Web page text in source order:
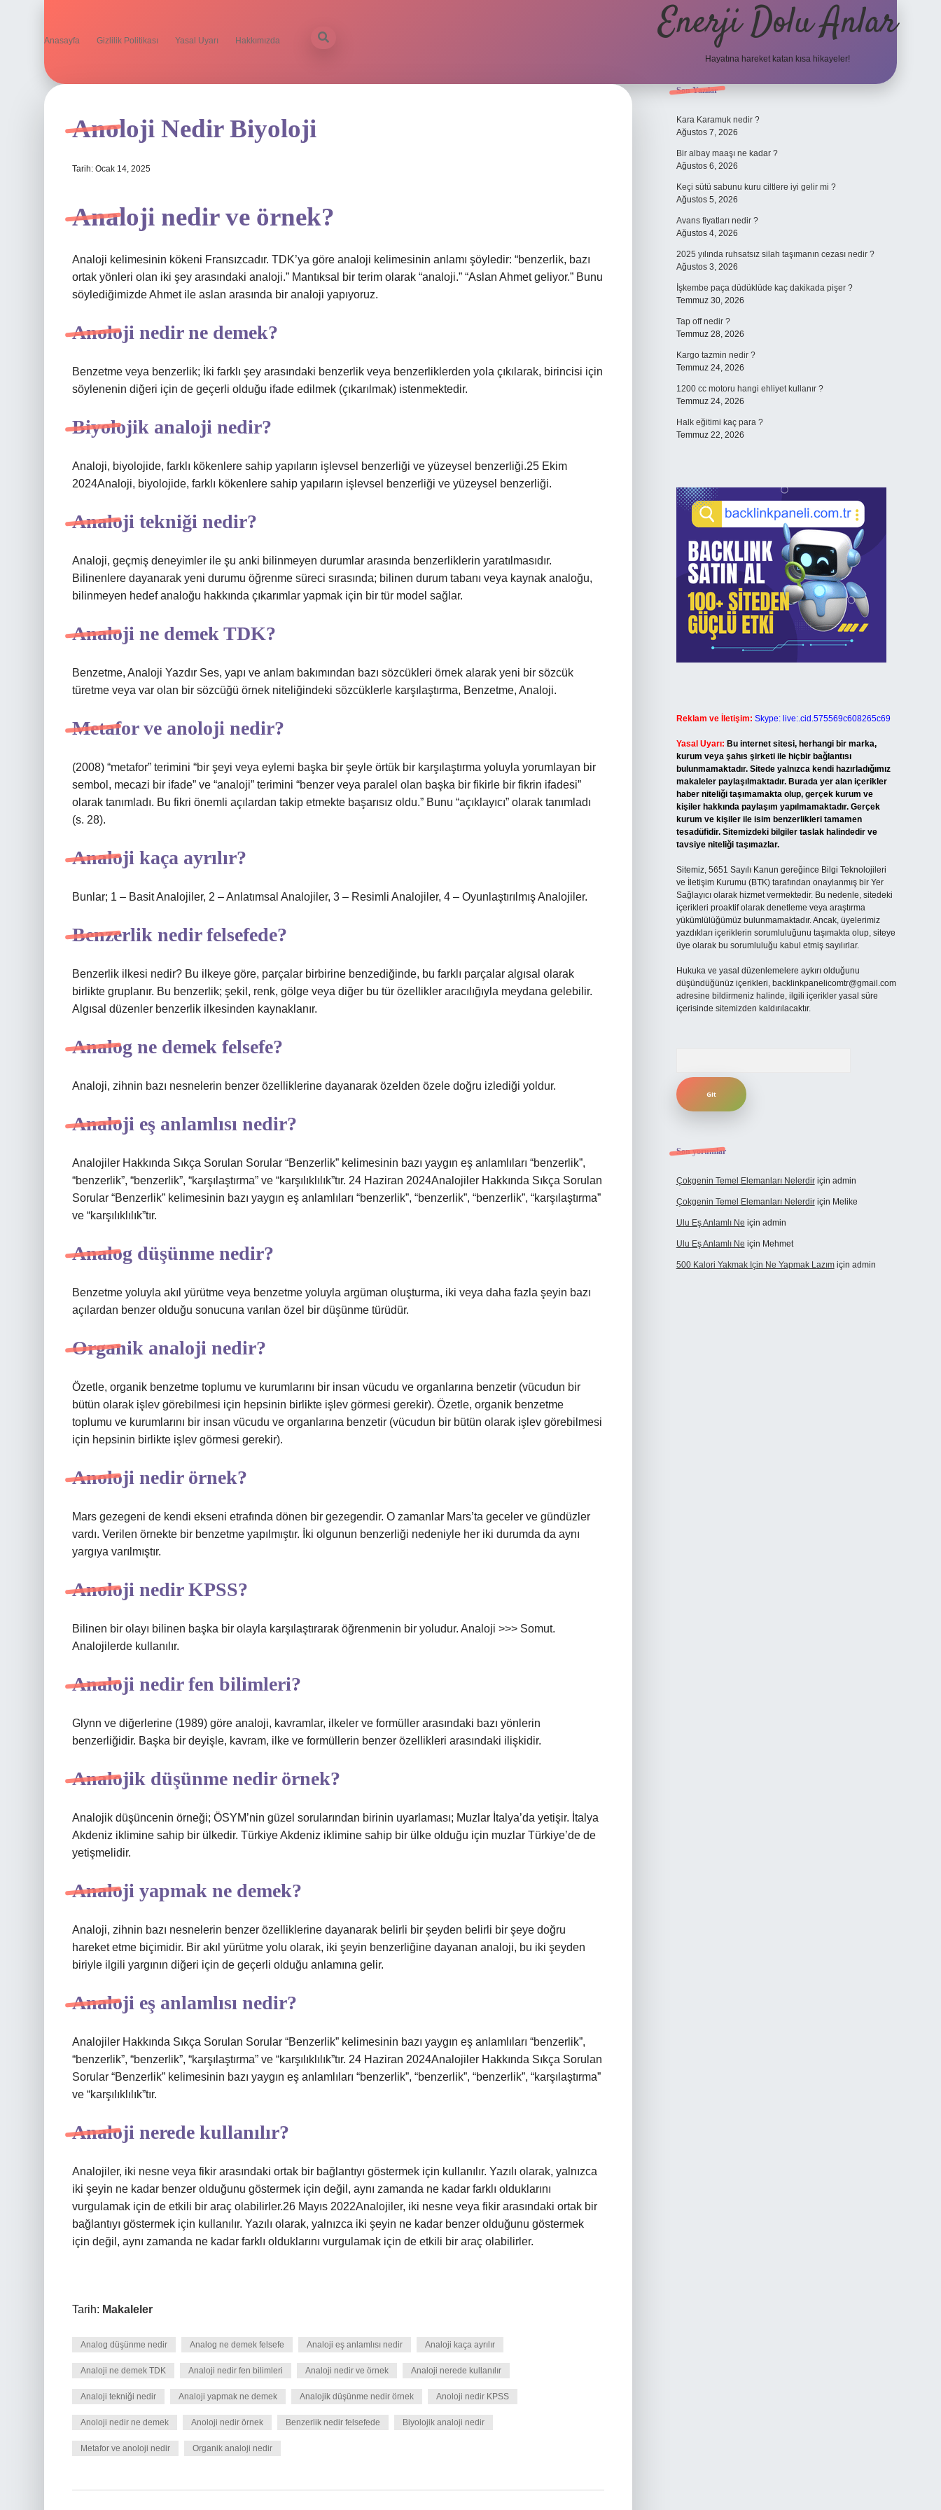
Anasayfa Gizlilik Politikası Yasal Uyarı Hakkımızda Enerji Dolu Anlar
Hayatına hareket katan kısa hikayeler!
Anoloji Nedir Biyoloji
Tarih: Ocak 14, 2025
Analoji nedir ve örnek?
Analoji kelimesinin kökeni Fransızcadır. TDK’ya göre analoji kelimesinin anlamı şöyledir: “benzerlik, bazı
ortak yönleri olan iki şey arasındaki analoji.” Mantıksal bir terim olarak “analoji.” “Aslan Ahmet geliyor.” Bunu
söylediğimizde Ahmet ile aslan arasında bir analoji yapıyoruz.
Anoloji nedir ne demek?
Benzetme veya benzerlik; İki farklı şey arasındaki benzerlik veya benzerliklerden yola çıkılarak, birincisi için
söylenenin diğeri için de geçerli olduğu ifade edilmek (çıkarılmak) istenmektedir.
Biyolojik analoji nedir?
Analoji, biyolojide, farklı kökenlere sahip yapıların işlevsel benzerliği ve yüzeysel benzerliği.25 Ekim
2024Analoji, biyolojide, farklı kökenlere sahip yapıların işlevsel benzerliği ve yüzeysel benzerliği.
Analoji tekniği nedir?
Analoji, geçmiş deneyimler ile şu anki bilinmeyen durumlar arasında benzerliklerin yaratılmasıdır.
Bilinenlere dayanarak yeni durumu öğrenme süreci sırasında; bilinen durum tabanı veya kaynak analoğu,
bilinmeyen hedef analoğu hakkında çıkarımlar yapmak için bir tür model sağlar.
Analoji ne demek TDK?
Benzetme, Analoji Yazdır Ses, yapı ve anlam bakımından bazı sözcükleri örnek alarak yeni bir sözcük
türetme veya var olan bir sözcüğü örnek niteliğindeki sözcüklerle karşılaştırma, Benzetme, Analoji.
Metafor ve anoloji nedir?
(2008) “metafor” terimini “bir şeyi veya eylemi başka bir şeyle örtük bir karşılaştırma yoluyla yorumlayan bir
sembol, mecazi bir ifade” ve “analoji” terimini “benzer veya paralel olan başka bir fikirle bir fikrin ifadesi”
olarak tanımladı. Bu fikri önemli açılardan takip etmekte başarısız oldu.” Bunu “açıklayıcı” olarak tanımladı
(s. 28).
Analoji kaça ayrılır?
Bunlar; 1 – Basit Analojiler, 2 – Anlatımsal Analojiler, 3 – Resimli Analojiler, 4 – Oyunlaştırılmış Analojiler.
Benzerlik nedir felsefede?
Benzerlik ilkesi nedir? Bu ilkeye göre, parçalar birbirine benzediğinde, bu farklı parçalar algısal olarak
birlikte gruplanır. Bu benzerlik; şekil, renk, gölge veya diğer bu tür özellikler aracılığıyla meydana gelebilir.
Algısal düzenler benzerlik ilkesinden kaynaklanır.
Analog ne demek felsefe?
Analoji, zihnin bazı nesnelerin benzer özelliklerine dayanarak özelden özele doğru izlediği yoldur.
Analoji eş anlamlısı nedir?
Analojiler Hakkında Sıkça Sorulan Sorular “Benzerlik” kelimesinin bazı yaygın eş anlamlıları “benzerlik”,
“benzerlik”, “benzerlik”, “karşılaştırma” ve “karşılıklılık”tır. 24 Haziran 2024Analojiler Hakkında Sıkça Sorulan
Sorular “Benzerlik” kelimesinin bazı yaygın eş anlamlıları “benzerlik”, “benzerlik”, “benzerlik”, “karşılaştırma”
ve “karşılıklılık”tır.
Analog düşünme nedir?
Benzetme yoluyla akıl yürütme veya benzetme yoluyla argüman oluşturma, iki veya daha fazla şeyin bazı
açılardan benzer olduğu sonucuna varılan özel bir düşünme türüdür.
Organik analoji nedir?
Özetle, organik benzetme toplumu ve kurumlarını bir insan vücudu ve organlarına benzetir (vücudun bir
bütün olarak işlev görebilmesi için hepsinin birlikte işlev görmesi gerekir). Özetle, organik benzetme
toplumu ve kurumlarını bir insan vücudu ve organlarına benzetir (vücudun bir bütün olarak işlev görebilmesi
için hepsinin birlikte işlev görmesi gerekir).
Anoloji nedir örnek?
Mars gezegeni de kendi ekseni etrafında dönen bir gezegendir. O zamanlar Mars’ta geceler ve gündüzler
vardı. Verilen örnekte bir benzetme yapılmıştır. İki olgunun benzerliği nedeniyle her iki durumda da aynı
yargıya varılmıştır.
Anoloji nedir KPSS?
Bilinen bir olayı bilinen başka bir olayla karşılaştırarak öğrenmenin bir yoludur. Analoji >>> Somut.
Analojilerde kullanılır.
Analoji nedir fen bilimleri?
Glynn ve diğerlerine (1989) göre analoji, kavramlar, ilkeler ve formüller arasındaki bazı yönlerin
benzerliğidir. Başka bir deyişle, kavram, ilke ve formüllerin benzer özellikleri arasındaki ilişkidir.
Analojik düşünme nedir örnek?
Analojik düşüncenin örneği; ÖSYM’nin güzel sorularından birinin uyarlaması; Muzlar İtalya’da yetişir. İtalya
Akdeniz iklimine sahip bir ülkedir. Türkiye Akdeniz iklimine sahip bir ülke olduğu için muzlar Türkiye’de de
yetişmelidir.
Analoji yapmak ne demek?
Analoji, zihnin bazı nesnelerin benzer özelliklerine dayanarak belirli bir şeyden belirli bir şeye doğru
hareket etme biçimidir. Bir akıl yürütme yolu olarak, iki şeyin benzerliğine dayanan analoji, bu iki şeyden
biriyle ilgili yargının diğeri için de geçerli olduğu anlamına gelir.
Analoji eş anlamlısı nedir?
Analojiler Hakkında Sıkça Sorulan Sorular “Benzerlik” kelimesinin bazı yaygın eş anlamlıları “benzerlik”,
“benzerlik”, “benzerlik”, “karşılaştırma” ve “karşılıklılık”tır. 24 Haziran 2024Analojiler Hakkında Sıkça Sorulan
Sorular “Benzerlik” kelimesinin bazı yaygın eş anlamlıları “benzerlik”, “benzerlik”, “benzerlik”, “karşılaştırma”
ve “karşılıklılık”tır.
Analoji nerede kullanılır?
Analojiler, iki nesne veya fikir arasındaki ortak bir bağlantıyı göstermek için kullanılır. Yazılı olarak, yalnızca
iki şeyin ne kadar benzer olduğunu göstermek için değil, aynı zamanda ne kadar farklı olduklarını
vurgulamak için de etkili bir araç olabilirler.26 Mayıs 2022Analojiler, iki nesne veya fikir arasındaki ortak bir
bağlantıyı göstermek için kullanılır. Yazılı olarak, yalnızca iki şeyin ne kadar benzer olduğunu göstermek
için değil, aynı zamanda ne kadar farklı olduklarını vurgulamak için de etkili bir araç olabilirler.
Tarih: Makaleler
Analog düşünme nedir Analog ne demek felsefe Analoji eş anlamlısı nedir Analoji kaça ayrılır
Analoji ne demek TDK Analoji nedir fen bilimleri Analoji nedir ve örnek Analoji nerede kullanılır
Analoji tekniği nedir Analoji yapmak ne demek Analojik düşünme nedir örnek Anoloji nedir KPSS
Anoloji nedir ne demek Anoloji nedir örnek Benzerlik nedir felsefede Biyolojik analoji nedir
Metafor ve anoloji nedir Organik analoji nedir
Sidebar
Son Yazılar
Kara Karamuk nedir ?
Ağustos 7, 2026
Bir albay maaşı ne kadar ?
Ağustos 6, 2026
Keçi sütü sabunu kuru ciltlere iyi gelir mi ?
Ağustos 5, 2026
Avans fiyatları nedir ?
Ağustos 4, 2026
2025 yılında ruhsatsız silah taşımanın cezası nedir ?
Ağustos 3, 2026
İşkembe paça düdüklüde kaç dakikada pişer ?
Temmuz 30, 2026
Tap off nedir ?
Temmuz 28, 2026
Kargo tazmin nedir ?
Temmuz 24, 2026
1200 cc motoru hangi ehliyet kullanır ?
Temmuz 24, 2026
Halk eğitimi kaç para ?
Temmuz 22, 2026
Reklam ve İletişim: Skype: live:.cid.575569c608265c69
Yasal Uyarı: Bu internet sitesi, herhangi bir marka,
kurum veya şahıs şirketi ile hiçbir bağlantısı
bulunmamaktadır. Sitede yalnızca kendi hazırladığımız
makaleler paylaşılmaktadır. Burada yer alan içerikler
haber niteliği taşımamakta olup, gerçek kurum ve
kişiler hakkında paylaşım yapılmamaktadır. Gerçek
kurum ve kişiler ile isim benzerlikleri tamamen
tesadüfidir. Sitemizdeki bilgiler taslak halindedir ve
tavsiye niteliği taşımazlar.
Sitemiz, 5651 Sayılı Kanun gereğince Bilgi Teknolojileri
ve İletişim Kurumu (BTK) tarafından onaylanmış bir Yer
Sağlayıcı olarak hizmet vermektedir. Bu nedenle, sitedeki
içerikleri proaktif olarak denetleme veya araştırma
yükümlülüğümüz bulunmamaktadır. Ancak, üyelerimiz
yazdıkları içeriklerin sorumluluğunu taşımakta olup, siteye
üye olarak bu sorumluluğu kabul etmiş sayılırlar.
Hukuka ve yasal düzenlemelere aykırı olduğunu
düşündüğünüz içerikleri, backlinkpanelicomtr@gmail.com
adresine bildirmeniz halinde, ilgili içerikler yasal süre
içerisinde sitemizden kaldırılacaktır.
Son yorumlar
Çokgenin Temel Elemanları Nelerdiriçin admin
Çokgenin Temel Elemanları Nelerdiriçin Melike
Ulu Eş Anlamlı Ne için admin
Ulu Eş Anlamlı Ne için Mehmet
500 Kalori Yakmak Için Ne Yapmak Lazımiçin admin